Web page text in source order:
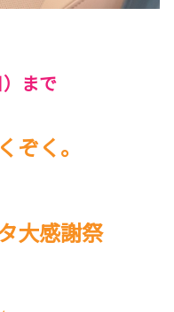
まで
ぞく。
大感謝祭